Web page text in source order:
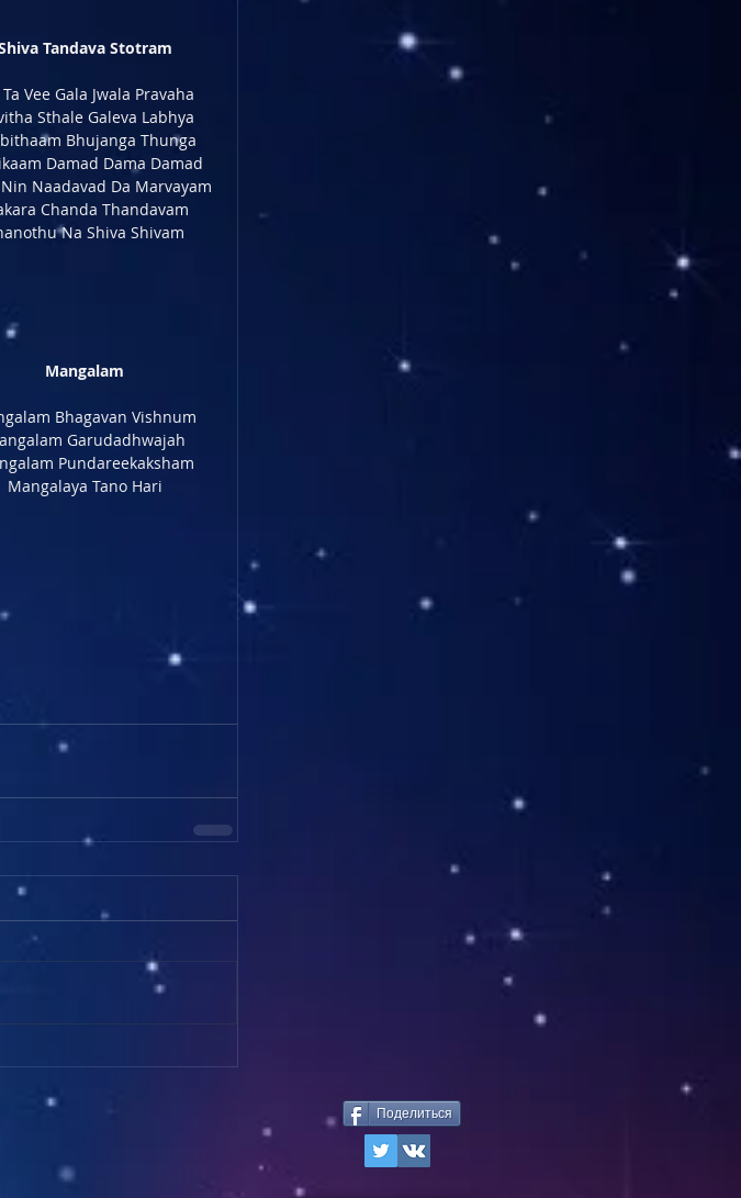
Tandava Stotram
Ta Vee Gala Jwala Pravaha
Sthale Galeva Labhya
Bhujanga Thunga
Damad Dama Damad
Naadavad Da Marvayam
Chanda Thandavam
Na Shiva Shivam
Mangalam
Bhagavan Vishnum
Garudadhwajah
Pundareekaksham
Mangalaya Tano Hari
Поделиться